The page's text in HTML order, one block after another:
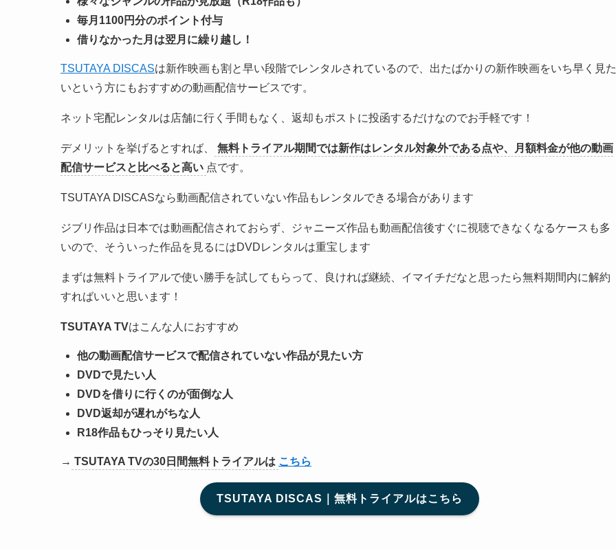
毎月1100円分のポイント付与
借りなかった月は翌月に繰り越し！
TSUTAYA DISCASは新作映画も割と早い段階でレンタルされているので、出たばかりの新作映画をいち早く見た
いという方にもおすすめの動画配信サービスです。
ネット宅配レンタルは店舗に行く手間もなく、返却もポストに投函するだけなのでお手軽です！
デメリットを挙げるとすれば、
無料トライアル期間では新作はレンタル対象外である点や、月額料金が他の動画
配信サービスと比べると高い 点です。
TSUTAYA DISCASなら動画配信されていない作品もレンタルできる場合があります
ジブリ作品は日本では動画配信されておらず、ジャニーズ作品も動画配信後すぐに視聴できなくなるケースも多
いので、そういった作品を見るにはDVDレンタルは重宝します
まずは無料トライアルで使い勝手を試してもらって、良ければ継続、イマイチだなと思ったら無料期間内に解約
すればいいと思います！
TSUTAYA TVはこんな人におすすめ
他の動画配信サービスで配信されていない作品が見たい方
DVDで見たい人
DVDを借りに行くのが面倒な人
DVD返却が遅れがちな人
R18作品もひっそり見たい人
→ TSUTAYA TVの30日間無料トライアルは こちら
TSUTAYA DISCAS｜無料トライアルはこちら